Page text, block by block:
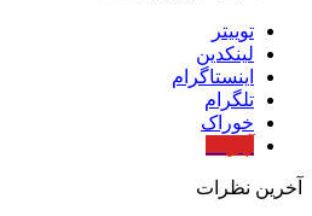
توییتر
لینکدین
اینستاگرام
تلگرام
خوراک
آخرین نظرات